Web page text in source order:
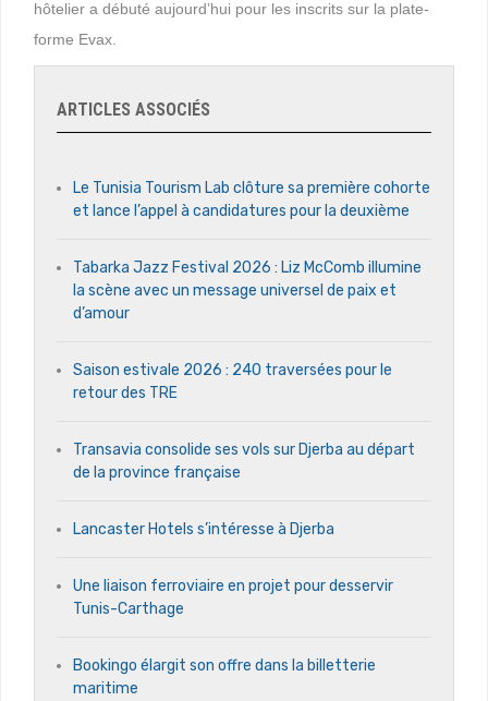
hôtelier a débuté aujourd’hui pour les inscrits sur la plate-
forme Evax.
ARTICLES ASSOCIÉS
Le Tunisia Tourism Lab clôture sa première cohorte
et lance l’appel à candidatures pour la deuxième
Tabarka Jazz Festival 2026 : Liz McComb illumine
la scène avec un message universel de paix et
d’amour
Saison estivale 2026 : 240 traversées pour le
retour des TRE
Transavia consolide ses vols sur Djerba au départ
de la province française
Lancaster Hotels s’intéresse à Djerba
Une liaison ferroviaire en projet pour desservir
Tunis-Carthage
Bookingo élargit son offre dans la billetterie
maritime